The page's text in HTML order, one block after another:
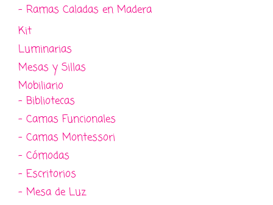
- Ramas Caladas en Madera
Kit
Luminarias
Mesas y Sillas
Mobiliario
- Bibliotecas
- Camas Funcionales
- Camas Montessori
- Cómodas
- Escritorios
- Mesa de Luz